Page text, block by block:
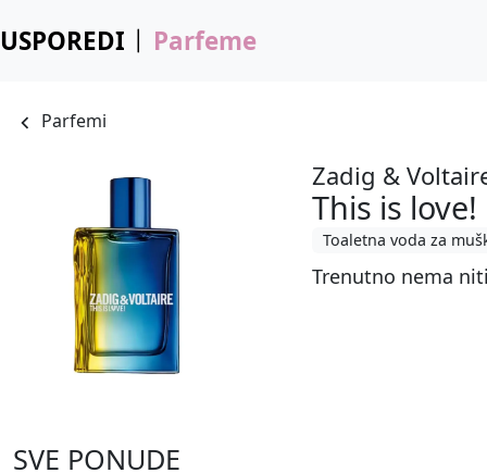
USPOREDI Parfeme
Parfemi
Zadig &
This is
Toaletna voda za
Trenutno nema
SVE PONUDE